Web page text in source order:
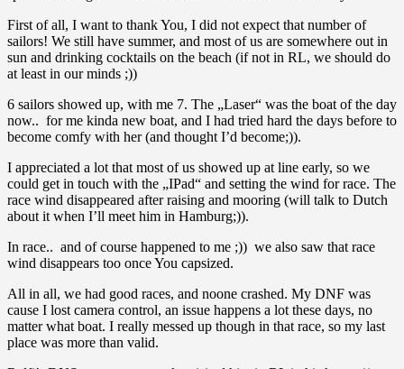
First of all, I want to thank You, I did not expect that number of
sailors! We still have summer, and most of us are somewhere out in
sun and drinking cocktails on the beach (if not in RL, we should do
at least in our minds ;))
6 sailors showed up, with me 7. The „Laser“ was the boat of the day
now.. for me kinda new boat, and I had tried hard the days before to
become comfy with her (and thought I’d become;)).
I appreciated a lot that most of us showed up at line early, so we
could get in touch with the „IPad“ and setting the wind for race. The
race wind disappeared after raising and mooring (will talk to Dutch
about it when I’ll meet him in Hamburg;)).
In race.. and of course happened to me ;)) we also saw that race
wind disappears too once You capsized.
All in all, we had good races, and noone crashed. My DNF was
cause I lost camera control, an issue happens a lot these days, no
matter what boat. I really messed up though in that race, so my last
place was more than valid.